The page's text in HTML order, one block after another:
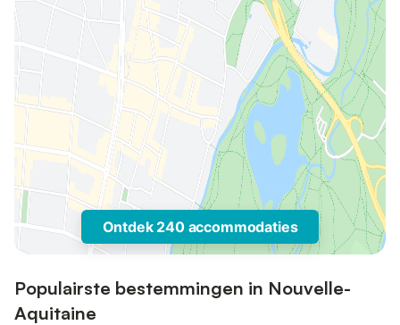
Ontdek 240 accommodaties
Populairste bestemmingen in Nouvelle-
Aquitaine